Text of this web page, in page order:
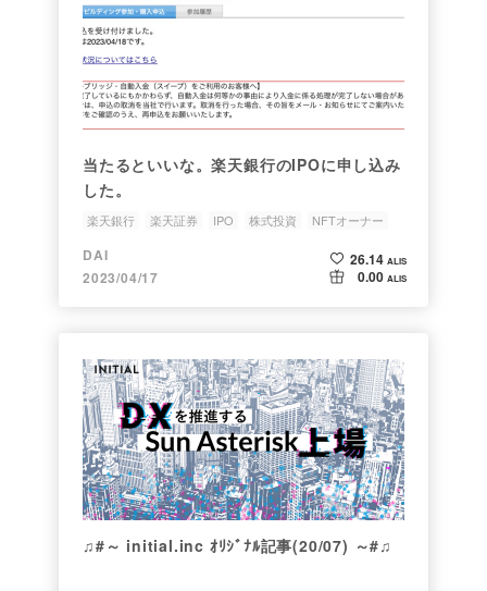
当たるといいな。楽天銀行のIPOに申し込み
した。
楽天銀行 楽天証券 IPO 株式投資 NFTオーナー
DAI
2023/04/17
26.14 ALIS
0.00 ALIS
♫#～ initial.inc ｵﾘｼﾞﾅﾙ記事(20/07) ～#♫